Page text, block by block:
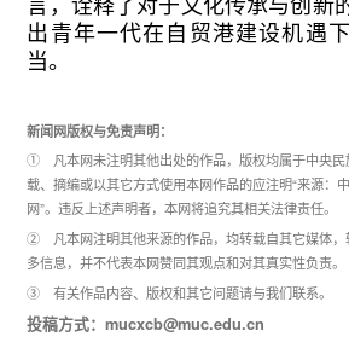
言，诠释了对于文化传承与创新
出青年一代在自贸港建设机遇
当。
新闻网版权与免责声明：
① 凡本网未注明其他出处的作品，版权均属于中央民
载、摘编或以其它方式使用本网作品的应注明“来源：
网”。违反上述声明者，本网将追究其相关法律责任。
② 凡本网注明其他来源的作品，均转载自其它媒体，
多信息，并不代表本网赞同其观点和对其真实性负责。
③ 有关作品内容、版权和其它问题请与我们联系。
投稿方式：mucxcb@muc.edu.cn